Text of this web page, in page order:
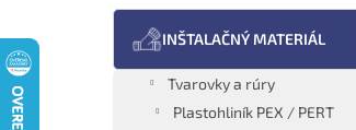
INŠTALAČNÝ MATERIÁL
Tvarovky a rúry
Plastohliník PEX / PERT